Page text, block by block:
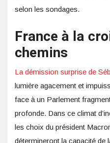
selon les sondages.
France à la
chemins
La démission surprise de
lumière agacement et
face à un Parlement
profonde. Dans ce climat
les choix du président
détermineront la capacité de